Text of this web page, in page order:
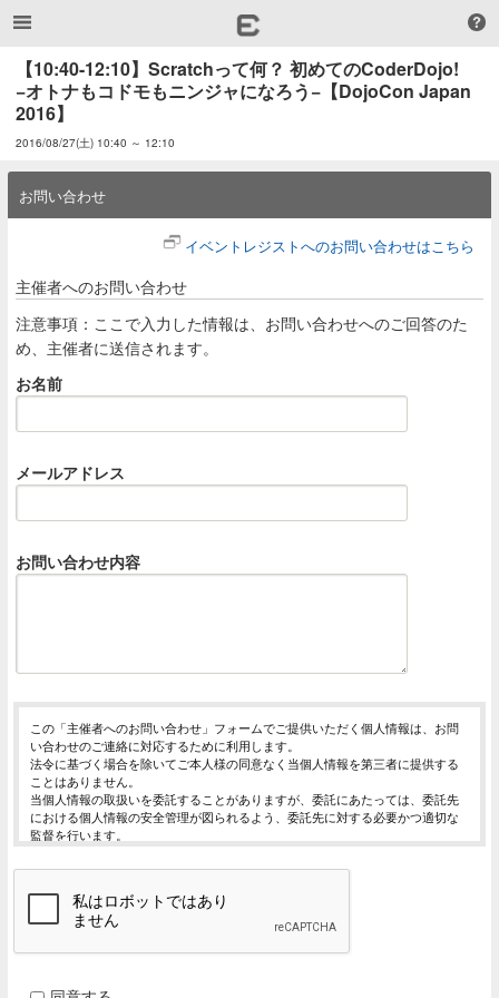
【10:40-12:10】Scratchって何？ 初めてのCoderDojo!
−オトナもコドモもニンジャになろう−【DojoCon Japan
2016】
2016/08/27(土) 10:40 ～ 12:10
お問い合わせ
イベントレジストへのお問い合わせはこちら
主催者へのお問い合わせ
注意事項：ここで入力した情報は、お問い合わせへのご回答のた
め、主催者に送信されます。
お名前
メールアドレス
お問い合わせ内容
この「主催者へのお問い合わせ」フォームでご提供いただく個人情報は、お問
い合わせのご連絡に対応するために利用します。
法令に基づく場合を除いてご本人様の同意なく当個人情報を第三者に提供する
ことはありません。
当個人情報の取扱いを委託することがありますが、委託にあたっては、委託先
における個人情報の安全管理が図られるよう、委託先に対する必要かつ適切な
監督を行います。
止・消去および第三者への提供の停止（「開示等」といいます。）を受け付け
開示等の求めは、以下の「個人情報苦情及び相談窓口」で受け付けます。
ご入力頂く情報の提供は任意となっております。ただし、正確な情報をご提供
当ホームページではご利用状況の統計調査のためクッキー等を用いております